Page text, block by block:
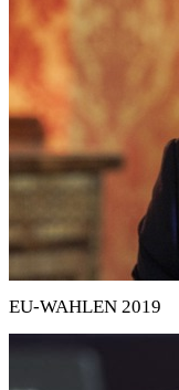
EU-WAHLEN 2019